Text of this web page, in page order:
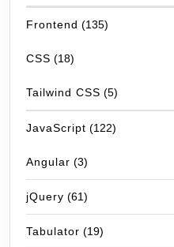
Frontend (135)
CSS (18)
Tailwind CSS (5)
JavaScript (122)
Angular (3)
jQuery (61)
Tabulator (19)